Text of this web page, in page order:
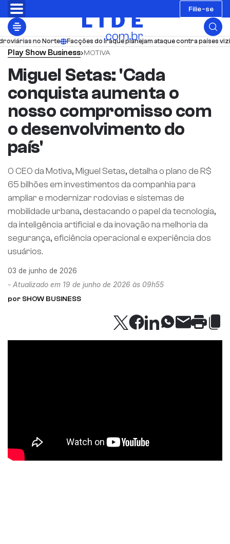
Filie-se
no Norte Facções do Iraque planejam ataque contra países
Play Show Business›MOTIVA
Miguel Setas: 'Cada
conquista aumenta o
nosso compromisso com
o desenvolvimento do
país'
O CEO da Motiva, Miguel Setas, detalha o plano de R$
65 bilhões em investimentos da companhia para
ampliar e modernizar rodovias e sistemas de
mobilidade urbana, destacando o papel da tecnologia,
da inteligência artificial e da inovação na melhoria da
segurança, eficiência operacional e experiência dos
usuários.
03 de junho de 2026
- Atualizado em 19 de junho de 2026 às 09h55
por SHOW BUSINESS